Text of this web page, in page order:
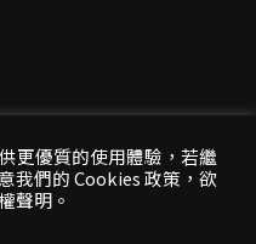
連結過去與未來
為版權所有，非經同
轉載使用
更優質的使用體驗，若繼
我們的 Cookies 政策，欲
聲明。